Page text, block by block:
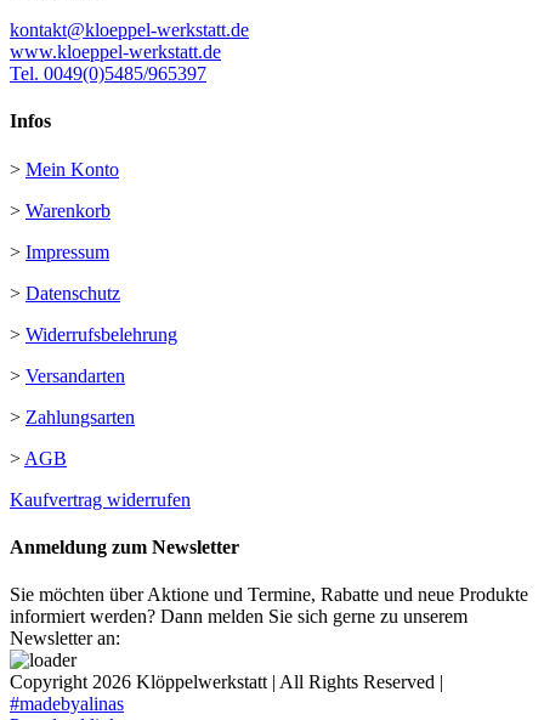
kontakt@kloeppel-werkstatt.de
www.kloeppel-werkstatt.de
Tel. 0049(0)5485/965397
Infos
> Mein Konto
> Warenkorb
> Impressum
> Datenschutz
> Widerrufsbelehrung
> Versandarten
> Zahlungsarten
> AGB
Kaufvertrag widerrufen
Anmeldung zum Newsletter
Sie möchten über Aktione und Termine, Rabatte und neue Produkte
informiert werden? Dann melden Sie sich gerne zu unserem
Newsletter an:
Copyright 2026 Klöppelwerkstatt | All Rights Reserved |
#madebyalinas